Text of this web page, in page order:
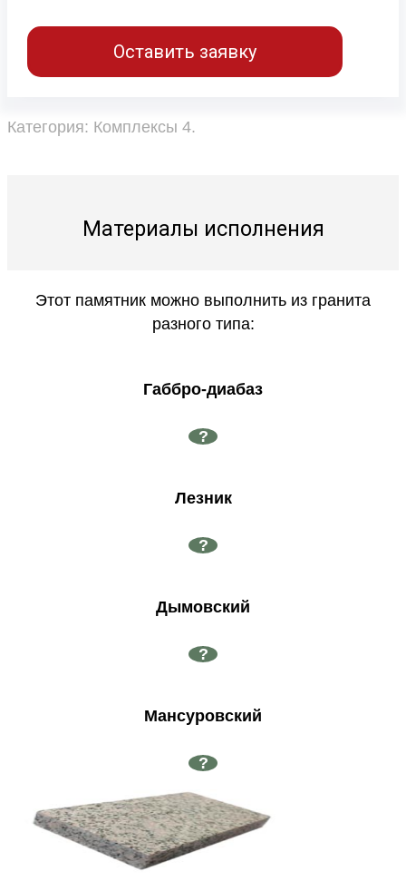
Оставить заявку
Категория: Комплексы 4.
Материалы исполнения
Этот памятник можно выполнить из гранита
разного типа:
Габбро-диабаз
?
Лезник
?
Дымовский
?
Мансуровский
?